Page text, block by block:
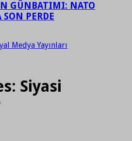
GÜNBATIMI: NATO
PERDE
Medya Yayınları
Siyasi